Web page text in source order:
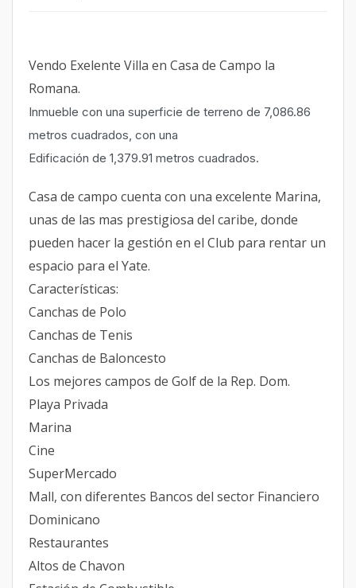
Vendo Exelente Villa en Casa de Campo la
Romana.
Inmueble con una superficie de terreno de 7,086.86
metros cuadrados, con una
Edificación de 1,379.91 metros cuadrados.
Casa de campo cuenta con una excelente Marina,
unas de las mas prestigiosa del caribe, donde
pueden hacer la gestión en el Club para rentar un
espacio para el Yate.
Características:
Canchas de Polo
Canchas de Tenis
Canchas de Baloncesto
Los mejores campos de Golf de la Rep. Dom.
Playa Privada
Marina
Cine
SuperMercado
Mall, con diferentes Bancos del sector Financiero
Dominicano
Restaurantes
Altos de Chavon